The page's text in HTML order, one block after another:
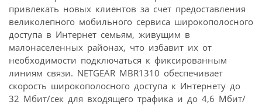
привлекать новых клиентов за счет предоставления
великолепного мобильного сервиса широкополосного
доступа в Интернет семьям, живущим в
малонаселенных районах, что избавит их от
необходимости подключаться к фиксированным
линиям связи. NETGEAR MBR1310 обеспечивает
скорость широкополосного доступа к Интернету до
32 Мбит/сек для входящего трафика и до 4,6 Мбит/